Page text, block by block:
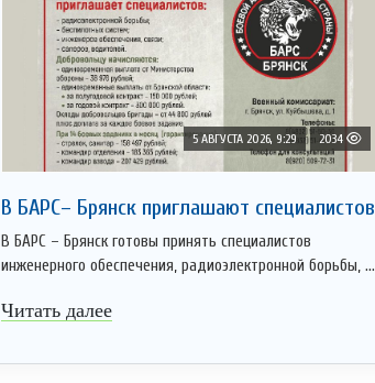
5 АВГУСТА 2026, 9:29 2034
В БАРС– Брянcк приглaшают cпециaлистoв
В БАРС – Брянск готовы принять специалистов
инженерного обеспечения, радиоэлектронной борьбы, ...
Читать далее